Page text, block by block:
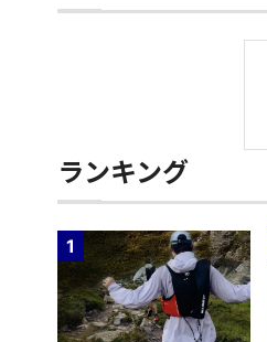
ランキング
1